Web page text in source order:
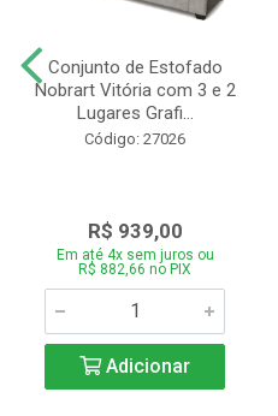
Conjunto de Estofado
Nobrart Vitória com 3 e 2
Lugares Grafi...
Código: 27026
R$ 939,00
Em até 4x sem juros ou
R$ 882,66 no PIX
Adicionar